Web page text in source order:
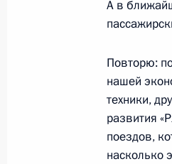
Внесены
19 декабря
IV
15 декабря
А в
Повторю:
нашей
техники,
развития
поездов,
насколько